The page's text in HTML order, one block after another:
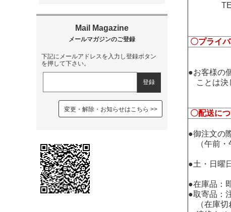
〇プライ
●お客様の
ことは決
〇配送に
●御注文の
（午前・
●土・日曜
●在庫品：
●取寄品：
（在庫切
下記にメールアドレスを入力し登録ボタン
を押して下さい。
変更・解除・お知らせはこちら